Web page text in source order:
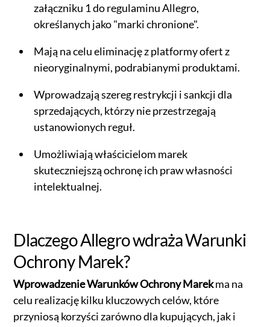
załączniku 1 do regulaminu Allegro,
określanych jako "marki chronione".
Mają na celu eliminację z platformy ofert z
nieoryginalnymi, podrabianymi produktami.
Wprowadzają szereg restrykcji i sankcji dla
sprzedających, którzy nie przestrzegają
ustanowionych reguł.
Umożliwiają właścicielom marek
skuteczniejszą ochronę ich praw własności
intelektualnej.
Dlaczego Allegro wdraża Warunki
Ochrony Marek?
Wprowadzenie Warunków Ochrony Marekma na
celu realizację kilku kluczowych celów, które
przyniosą korzyści zarówno dla kupujących, jak i